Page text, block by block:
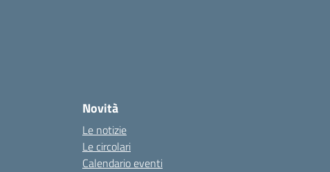
Novità
Le notizie
Le circolari
Calendario eventi